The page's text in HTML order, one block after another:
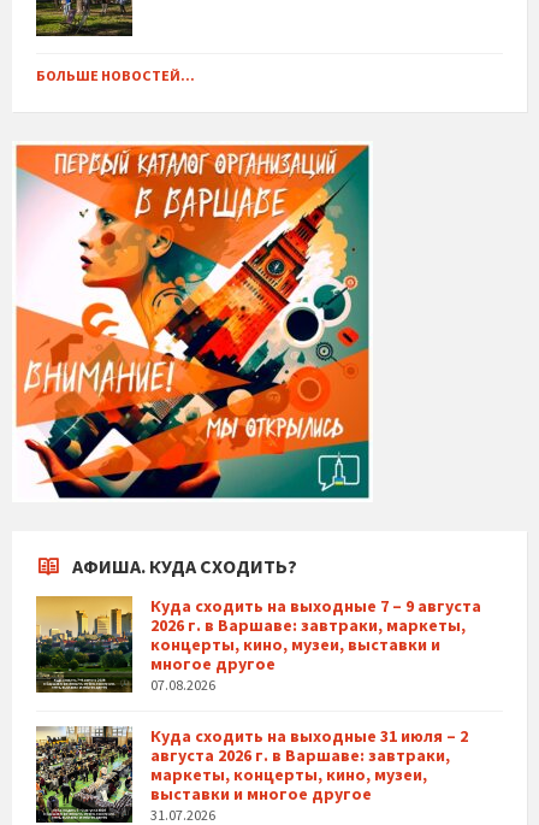
БОЛЬШЕ НОВОСТЕЙ...
АФИША. КУДА СХОДИТЬ?
Куда сходить на выходные 7 – 9 августа
2026 г. в Варшаве: завтраки, маркеты,
концерты, кино, музеи, выставки и
многое другое
07.08.2026
Куда сходить на выходные 31 июля – 2
августа 2026 г. в Варшаве: завтраки,
маркеты, концерты, кино, музеи,
выставки и многое другое
31.07.2026